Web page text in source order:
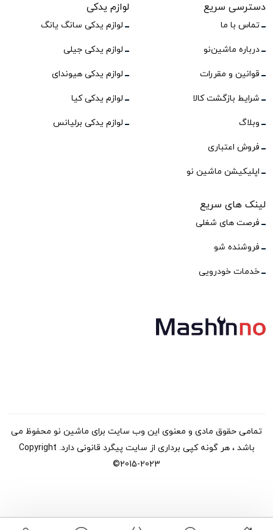
دسترسی سریع
تماس با ما
درباره ماشین‌نو
قوانین و مقررات
شرایط بازگشت کالا
وبلاگ
فروش اعتباری
اپلیکیشن ماشین نو
لوازم یدکی
لوازم یدکی سانگ یانگ
لوازم یدکی جیلی
لوازم یدکی هیوندای
لوازم یدکی کیا
لوازم یدکی برلیانس
لینک های سریع
فرصت های شغلی
فروشنده شو
خدمات خودرویی
تمامی حقوق مادی و معنوی این وب سایت برای ماشین نو محفوظ می
باشد ، هر گونه کپی برداری از سایت پیگرد قانونی دارد. Copyright
©2015-2023